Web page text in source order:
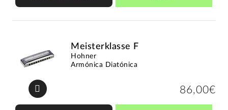
Meisterklasse F
Hohner
Armónica Diatónica
86,00€